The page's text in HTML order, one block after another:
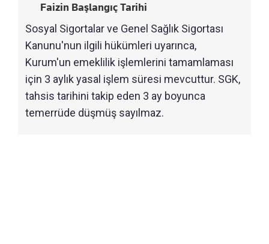
Faizin Başlangıç Tarihi
Sosyal Sigortalar ve Genel Sağlık Sigortası
Kanunu'nun ilgili hükümleri uyarınca,
Kurum'un emeklilik işlemlerini tamamlaması
için 3 aylık yasal işlem süresi mevcuttur. SGK,
tahsis tarihini takip eden 3 ay boyunca
temerrüde düşmüş sayılmaz.